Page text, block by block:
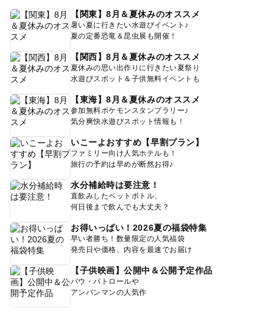
【関東】8月＆夏休みのオススメ
暑い夏に行きたい水遊びイベント♪
夏の定番恐竜＆昆虫展も開催！
【関西】8月＆夏休みのオススメ
夏休みの思い出作りに行きたい夏祭り
水遊びスポット＆子供無料イベントも
【東海】8月＆夏休みのオススメ
参加無料ポケモンスタンプラリー♪
気分爽快水遊びスポット情報も！
いこーよおすすめ【早割プラン】
ファミリー向け人気ホテルも！
旅行の予約は早めが断然お得♪
水分補給時は要注意！
直飲みしたペットボトル、
何日後まで飲んでも大丈夫？
お得いっぱい！2026夏の福袋特集
早い者勝ち！数量限定の人気福袋
発売日や価格、内容を最速でお届け
【子供映画】公開中＆公開予定作品
パウ・パトロールや
アンパンマンの人気作